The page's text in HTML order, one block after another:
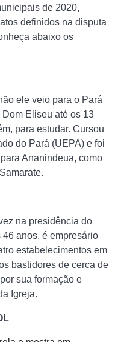
de 2020,
definidos na disputa
abaixo os
ele veio para o Pará
Eliseu até os 13
para estudar. Cursou
do Pará (UEPA) e foi
Ananindeua, como
na presidência do
anos, é empresário
estabelecimentos em
bastidores de cerca de
sua formação e
Igreja.